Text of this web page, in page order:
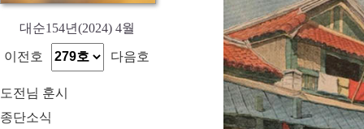
대순154년(2024) 4월
이전호 다음호
도전님 훈시
종단소식